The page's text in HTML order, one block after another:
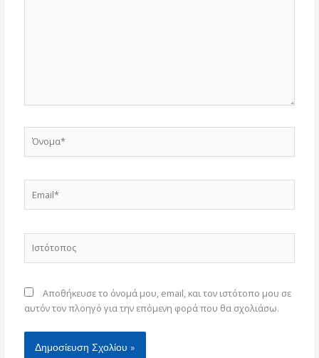
Αποθήκευσε το όνομά μου, email, και τον ιστότοπο μου σε
αυτόν τον πλοηγό για την επόμενη φορά που θα σχολιάσω.